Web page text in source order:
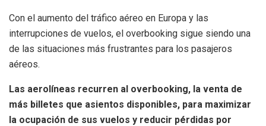
Con el aumento del tráfico aéreo en Europa y las
interrupciones de vuelos, el overbooking sigue siendo una
de las situaciones más frustrantes para los pasajeros
aéreos.
Las aerolíneas recurren al overbooking, la venta de
más billetes que asientos disponibles, para maximizar
la ocupación de sus vuelos y reducir pérdidas por